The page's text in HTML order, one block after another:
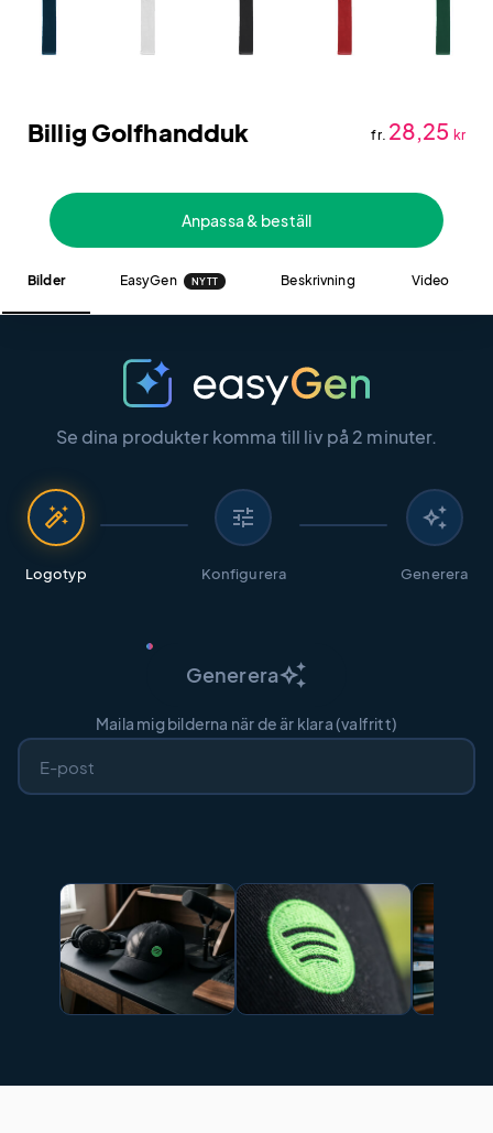
Billig Golfhandduk fr. 28,25 kr
Anpassa & beställ
Bilder EasyGen NYTT Beskrivning Video
Se dina produkter komma till liv på 2 minuter.
auto_fix_high
Logotyp
tune
Konfigurera
auto_awesome
Generera
Genereraauto_awesome
Maila mig bilderna när de är klara (valfritt)